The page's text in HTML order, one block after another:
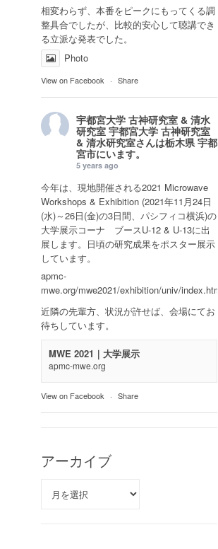
相変わらず、本番をピークにもってくる調
整具合でしたが、比較的安心して聴講でき
る立派な発表でした。
Photo
View on Facebook · Share
宇都宮大学 古神研究室 & 清水
研究室 宇都宮大学 古神研究室
& 清水研究室さんは栃木県 宇都
宮市にいます。
5 years ago
今年は、現地開催される2021 Microwave
Workshops & Exhibition (2021年11月24日
(水)～26日(金)の3日間、パシフィコ横浜)の
大学展示コーナ ブースU-12 & U-13に出
展します。日頃の研究成果をポスター展示
しています。
apmc-
mwe.org/mwe2021/exhibition/univ/index.html
近隣の先輩方、状況が許せば、会場にてお
待ちしています。
MWE 2021｜大学展示
apmc-mwe.org
View on Facebook · Share
アーカイブ